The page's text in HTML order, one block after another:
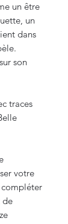
un être
un
dans
son
traces
votre
de